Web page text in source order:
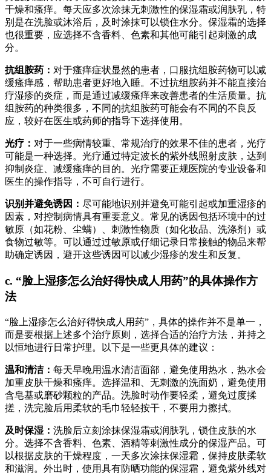
干燥和瘙痒。每天应多次涂抹无刺激性的保湿霜或润肤乳，特
别是在洗脸或沐浴后，及时涂抹可以锁住水分。保湿霜的选择
也很重要，应选择不含香料、色素和其他可能引起刺激的成
分。
抗组胺药： 对于瘙痒症状显然的患者，口服抗组胺药物可以减
缓瘙痒感，帮助患者更好地入睡。不过抗组胺药并不能直接治
疗湿疹的炎症，而是通过减缓瘙痒来改善患者的生活质量。抗
组胺药的种类很多，不同的抗组胺药可能会有不同的不良反
应，较好在医生或药师的指导下选择使用。
光疗： 对于一些病情较重、常规治疗的效果不佳的患者，光疗
可能是一种选择。光疗通过特定波长的紫外线照射皮肤，达到
抑制炎症、减缓瘙痒的目的。光疗需要正规医院的专业设备和
医生的操作指导，不可自行进行。
识别并避免诱因： 尽可能地识别并避免可能引起或加重湿疹的
因素，对控制病情具有重要意义。常见的诱因包括环境中的过
敏原（如花粉、尘螨）、刺激性物质（如化妆品、洗涤剂）或
食物过敏等。可以通过过敏原或仔细记录日常接触的物品来帮
助确定诱因，避开这些诱因可以减少湿疹的发生和反复。
c. “脸上湿疹怎么治好得快成人用药”的具体操作方
法
“脸上湿疹怎么治好得快成人用药”，具体的操作并不是单一，
而是要根据上述多个治疗原则，选择合适的治疗方法，并持之
以恒地进行日常护理。以下是一些更具体的建议：
温和清洁： 每天早晚用温水清洁面部，避免使用热水，热水会
加重皮肤干燥和瘙痒。选择温和、无刺激的洗面奶，避免使用
含皂基或磨砂颗粒的产品。洗脸时动作要轻柔，避免过度揉
搓，洗完脸后用柔软的毛巾轻轻按干，不要用力擦拭。
及时保湿： 洗脸后立刻涂抹保湿霜或润肤乳，锁住皮肤的水
分。选择不含香料、色素、酒精等刺激性成分的保湿产品。可
以根据皮肤的干燥程度，一天多次涂抹保湿霜，保持皮肤柔软
和滋润。外出时，使用具有防晒功能的保湿霜，避免紫外线对